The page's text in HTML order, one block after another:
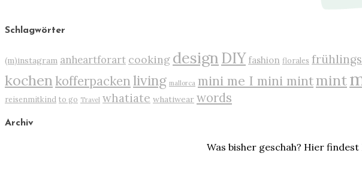
Schlagwörter
(m)instagram anheartforart cooking designDIY fashion florales
kochenkofferpackenliving mallorca mini me I mini mintmint
reisenmitkind to go Travel whatiate whatiwear words
Archiv
Was bisher geschah? Hier